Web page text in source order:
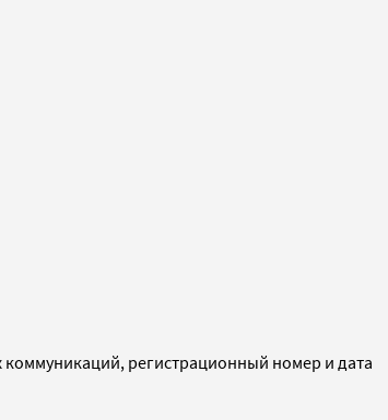
регистрационный номер и дата